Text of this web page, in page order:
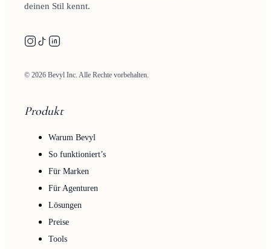
deinen Stil kennt.
© 2026 Bevyl Inc. Alle Rechte vorbehalten.
Produkt
Warum Bevyl
So funktioniert’s
Für Marken
Für Agenturen
Lösungen
Preise
Tools